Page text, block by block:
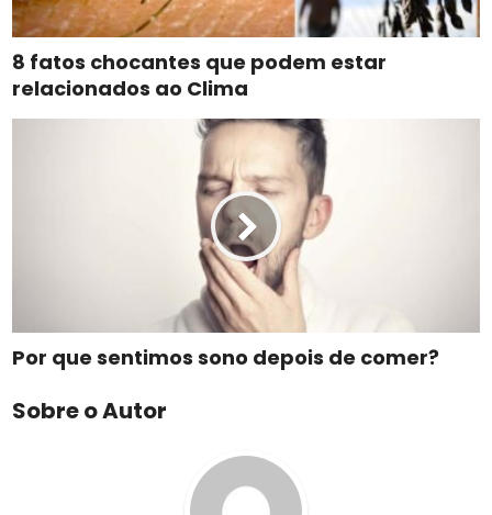
8 fatos chocantes que podem estar
relacionados ao Clima
Por que sentimos sono depois de comer?
Sobre o Autor